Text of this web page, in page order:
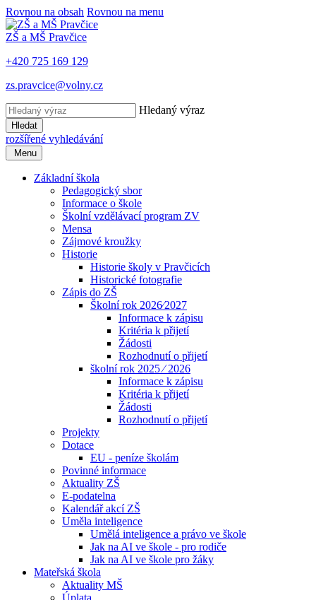
Rovnou na obsah Rovnou na menu
ZŠ a MŠ Pravčice
+420 725 169 129
zs.pravcice@volny.cz
Hledaný výraz
Hledat
rozšířené vyhledávání
Menu
Základní škola
Pedagogický sbor
Informace o škole
Školní vzdělávací program ZV
Mensa
Zájmové kroužky
Historie
Historie školy v Pravčicích
Historické fotografie
Zápis do ZŠ
Školní rok 2026⁄2027
Informace k zápisu
Kritéria k přijetí
Žádosti
Rozhodnutí o přijetí
školní rok 2025 ⁄ 2026
Informace k zápisu
Kritéria k přijetí
Žádosti
Rozhodnutí o přijetí
Projekty
Dotace
EU - peníze školám
Povinné informace
Aktuality ZŠ
E-podatelna
Kalendář akcí ZŠ
Uměla inteligence
Umělá inteligence a právo ve škole
Jak na AI ve škole - pro rodiče
Jak na AI ve škole pro žáky
Mateřská škola
Aktuality MŠ
Úplata